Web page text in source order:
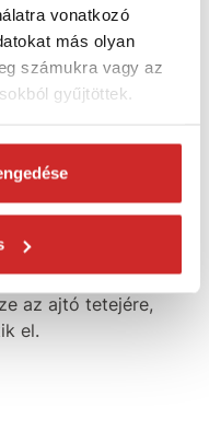
vonatkozó
más olyan
számukra vagy az
gyűjtöttek.
mm
gyermekeit a
esetleges
köszönhetően
az becsapódik.
az ajtó tetejére,
el.